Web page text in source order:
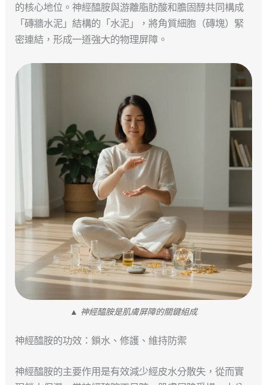
的核心地位。神經醯胺與游離脂肪酸和膽固醇共同構成
「磚牆水泥」結構的「水泥」，將角質細胞（磚塊）緊
密連結，形成一道強大的物理屏障。
▲ 神經醯胺是肌膚屏障的關鍵組成
神經醯胺的功效：鎖水、修護、維持防禦
神經醯胺的主要作用是有效減少經皮水分散失，從而實